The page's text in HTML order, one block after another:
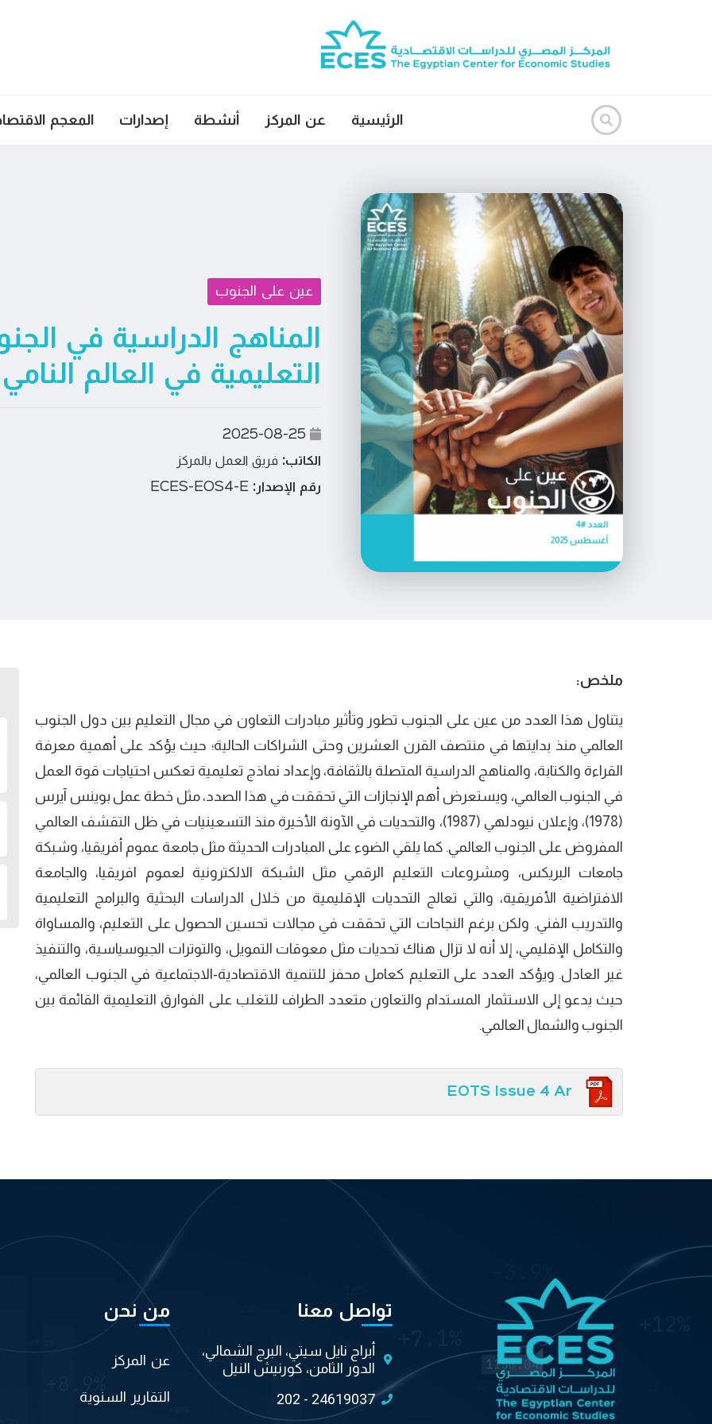
الرئيسية عن المركز أنشطة إصدارات المعجم
عين على الجنوب
المناهج الدراسية في
التعليمية في العالم النامي
2025-08-25
الكاتب: فريق العمل بالمركز
رقم الإصدار:
ملخص:
يتناول هذا العدد من عين على الجنوب تطور وتأثير مبادرات التعاون في مجال التعليم بين دول الجنوب
العالمي منذ بدايتها في منتصف القرن العشرين وحتى الشراكات الحالية؛ حيث يؤكد على أهمية معرفة
القراءة والكتابة، والمناهج الدراسية المتصلة بالثقافة، وإعداد نماذج تعليمية تعكس احتياجات قوة العمل
في الجنوب العالمي، ويستعرض أهم الإنجازات التي تحققت في هذا الصدد، مثل خطة عمل بوينس آيرس
(1978)، وإعلان نيودلهي (1987)، والتحديات في الآونة الأخيرة منذ التسعينيات في ظل التقشف العالمي
المفروض على الجنوب العالمي. كما يلقي الضوء على المبادرات الحديثة مثل جامعة عموم أفريقيا، وشبكة
جامعات البريكس، ومشروعات التعليم الرقمي مثل الشبكة الالكترونية لعموم افريقيا، والجامعة
الافتراضية الأفريقية، والتي تعالج التحديات الإقليمية من خلال الدراسات البحثية والبرامج التعليمية
والتدريب الفني. ولكن برغم النجاحات التي تحققت في مجالات تحسين الحصول على التعليم، والمساواة
والتكامل الإقليمي، إلا أنه لا تزال هناك تحديات مثل معوقات التمويل، والتوترات الجيوسياسية، والتنفيذ
غير العادل. ويؤكد العدد على التعليم كعامل محفز للتنمية الاقتصادية-الاجتماعية في الجنوب العالمي،
حيث يدعو إلى الاستثمار المستدام والتعاون متعدد الطراف للتغلب على الفوارق التعليمية القائمة بين
الجنوب والشمال العالمي.
EOTS Issue 4 Ar
تواصل معنا
أبراج نايل سيتي، البرج الشمالي،
الدور الثامن، كورنيش النيل
202 - 24619037
من نحن
عن المركز
التقارير السنوية